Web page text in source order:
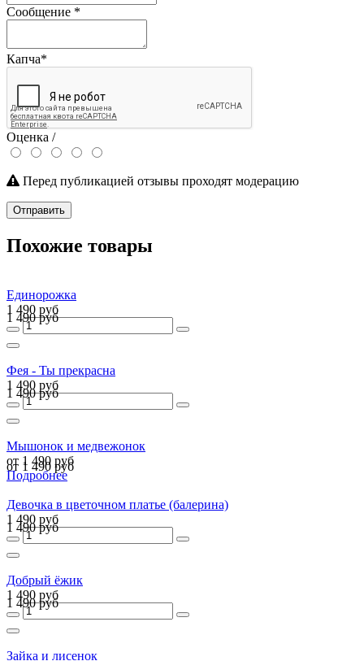
Сообщение *
Капча*
Оценка /
Перед публикацией отзывы проходят модерацию
Отправить
Похожие товары
Единорожка
1 490 руб
1 490 руб
Фея - Ты прекрасна
1 490 руб
1 490 руб
Мышонок и медвежонок
от 1 490 руб
от 1 490 руб
Подробнее
Девочка в цветочном платье (балерина)
1 490 руб
1 490 руб
Добрый ёжик
1 490 руб
1 490 руб
Зайка и лисенок